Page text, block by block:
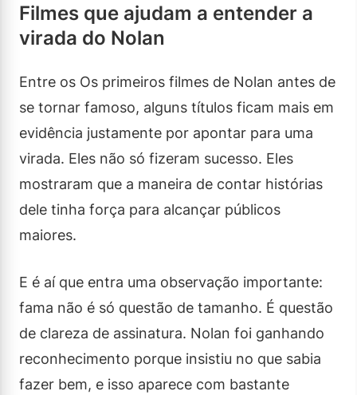
Filmes que ajudam a entender a
virada do Nolan
Entre os Os primeiros filmes de Nolan antes de
se tornar famoso, alguns títulos ficam mais em
evidência justamente por apontar para uma
virada. Eles não só fizeram sucesso. Eles
mostraram que a maneira de contar histórias
dele tinha força para alcançar públicos
maiores.
E é aí que entra uma observação importante:
fama não é só questão de tamanho. É questão
de clareza de assinatura. Nolan foi ganhando
reconhecimento porque insistiu no que sabia
fazer bem, e isso aparece com bastante